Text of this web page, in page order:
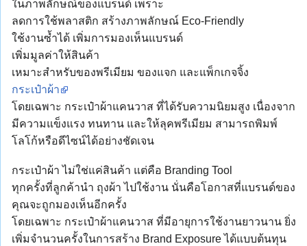
ในภาพลักษณ์ของแบรนด์ เพราะ
ลดการใช้พลาสติก สร้างภาพลักษณ์ Eco-Friendly
ใช้งานซ้ำได้ เพิ่มการมองเห็นแบรนด์
เพิ่มมูลค่าให้สินค้า
เหมาะสำหรับของพรีเมียม ของแจก และแพ็กเกจจิ้ง
กระเป๋าผ้า
โดยเฉพาะ กระเป๋าผ้าแคนวาส ที่ได้รับความนิยมสูง เนื่องจาก
มีความแข็งแรง ทนทาน และให้ลุคพรีเมียม สามารถพิมพ์
โลโก้หรือดีไซน์ได้อย่างชัดเจน
กระเป๋าผ้า ไม่ใช่แค่สินค้า แต่คือ Branding Tool
ทุกครั้งที่ลูกค้านำ ถุงผ้า ไปใช้งาน นั่นคือโอกาสที่แบรนด์ของ
คุณจะถูกมองเห็นอีกครั้ง
โดยเฉพาะ กระเป๋าผ้าแคนวาส ที่มีอายุการใช้งานยาวนาน ยิ่ง
เพิ่มจำนวนครั้งในการสร้าง Brand Exposure ได้แบบต้นทุน